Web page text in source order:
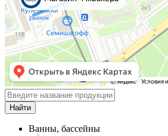
Ванны, бассейны